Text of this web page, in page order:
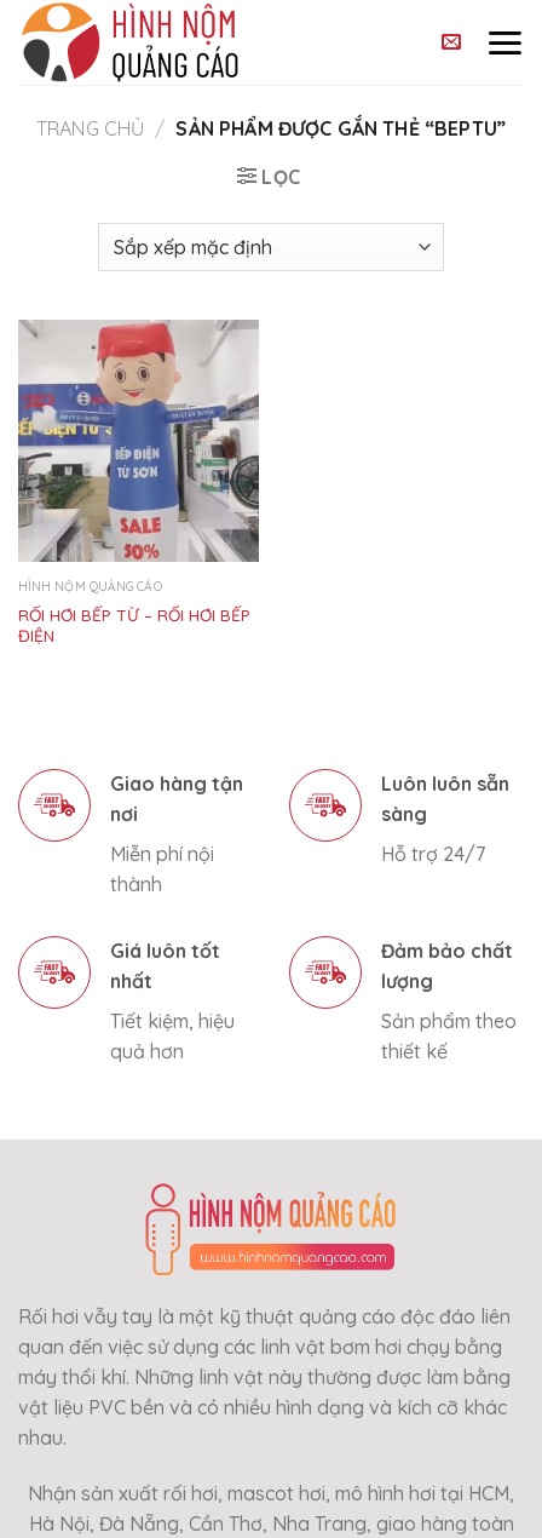
Skip
content
TRANG CHỦ / SẢN PHẨM ĐƯỢC GẮN THẺ “BEPTU”
LỌC
HÌNH NỘM QUẢNG CÁO
RỐI HƠI BẾP TỪ – RỐI HƠI BẾP
ĐIỆN
Giao hàng tận
nơi
Miễn phí nội
thành
Luôn luôn sẵn
sàng
Hỗ trợ 24/7
Giá luôn tốt
nhất
Tiết kiệm, hiệu
quả hơn
Đảm bảo chất
lượng
Sản phẩm theo
thiết kế
Rối hơi vẫy tay là một kỹ thuật quảng cáo độc đáo liên
quan đến việc sử dụng các linh vật bơm hơi chạy bằng
máy thổi khí. Những linh vật này thường được làm bằng
vật liệu PVC bền và có nhiều hình dạng và kích cỡ khác
nhau.
Nhận sản xuất rối hơi, mascot hơi, mô hình hơi tại HCM,
Hà Nội, Đà Nẵng, Cần Thơ, Nha Trang, giao hàng toàn